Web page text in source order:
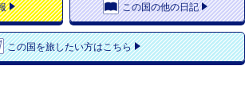
この国の他の日記
この国を旅したい方はこちら